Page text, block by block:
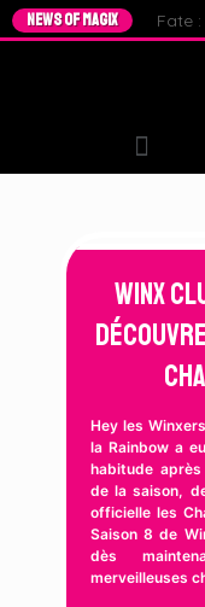
NEWS OF MAGIX Fate
Winx
Hey les
la Rainbow a
habitude
de la saison,
officielle les
Saison 8 de
dès
merveilleuses